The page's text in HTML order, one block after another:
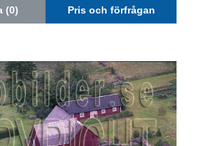
(0) Pris och förfrågan